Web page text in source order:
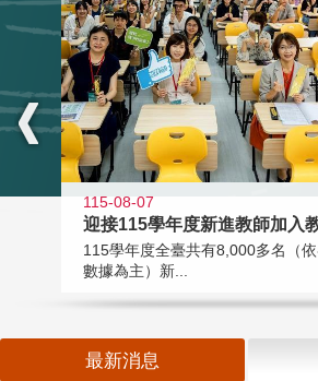
115-08-07
迎接115學年度新進教師加入
115學年度全臺共有8,000多名（
數據為主）新...
最新消息